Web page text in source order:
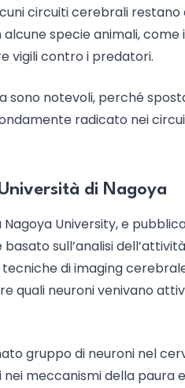
circuiti cerebrali
specie animali,
vigili contro i predatori.
sono notevoli, perché
radicato nei
di Nagoya
University, e
sull’analisi
di imaging
quali neuroni venivano
gruppo di neuroni nel
meccanismi della paura